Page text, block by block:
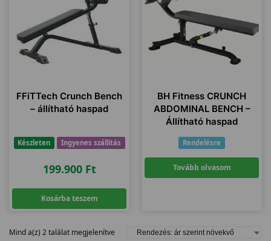
FFiTTech Crunch Bench
– állítható haspad
Készleten Ingyenes szállítás
199.900 Ft
Kosárba teszem
BH Fitness CRUNCH
ABDOMINAL BENCH –
Állítható haspad
Rendelésre
Tovább olvasom
Mind a(z) 2 találat megjelenítve